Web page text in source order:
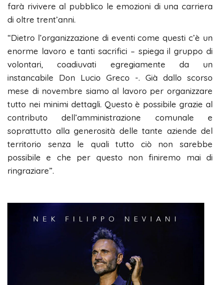
farà rivivere al pubblico le emozioni di una carriera
di oltre trent’anni.
“Dietro l’organizzazione di eventi come questi c’è un
enorme lavoro e tanti sacrifici – spiega il gruppo di
volontari, coadiuvati egregiamente da un
instancabile Don Lucio Greco -. Già dallo scorso
mese di novembre siamo al lavoro per organizzare
tutto nei minimi dettagli. Questo è possibile grazie al
contributo dell’amministrazione comunale e
soprattutto alla generosità delle tante aziende del
territorio senza le quali tutto ciò non sarebbe
possibile e che per questo non finiremo mai di
ringraziare”.